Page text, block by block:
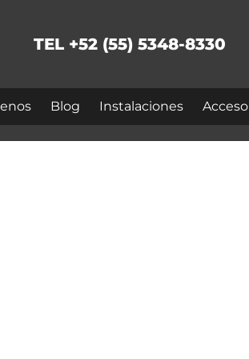
TEL +52 (55) 5348-8330
Blog Instalaciones Acceso